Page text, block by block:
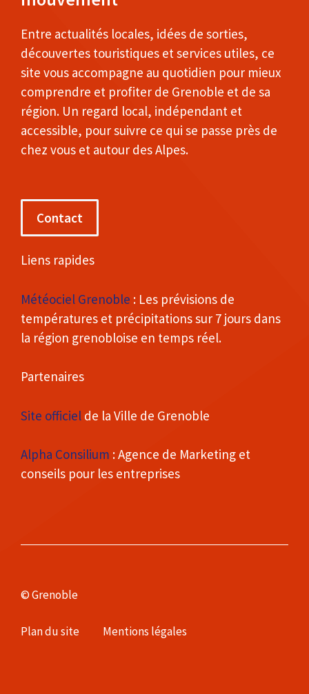
Entre actualités locales, idées de sorties,
découvertes touristiques et services utiles, ce
site vous accompagne au quotidien pour mieux
comprendre et profiter de Grenoble et de sa
région. Un regard local, indépendant et
accessible, pour suivre ce qui se passe près de
chez vous et autour des Alpes.
Contact
Liens rapides
Météociel Grenoble : Les prévisions de
températures et précipitations sur 7 jours dans
la région grenobloise en temps réel.
Partenaires
Site officiel de la Ville de Grenoble
Alpha Consilium : Agence de Marketing et
conseils pour les entreprises
© Grenoble
Plan du site Mentions légales